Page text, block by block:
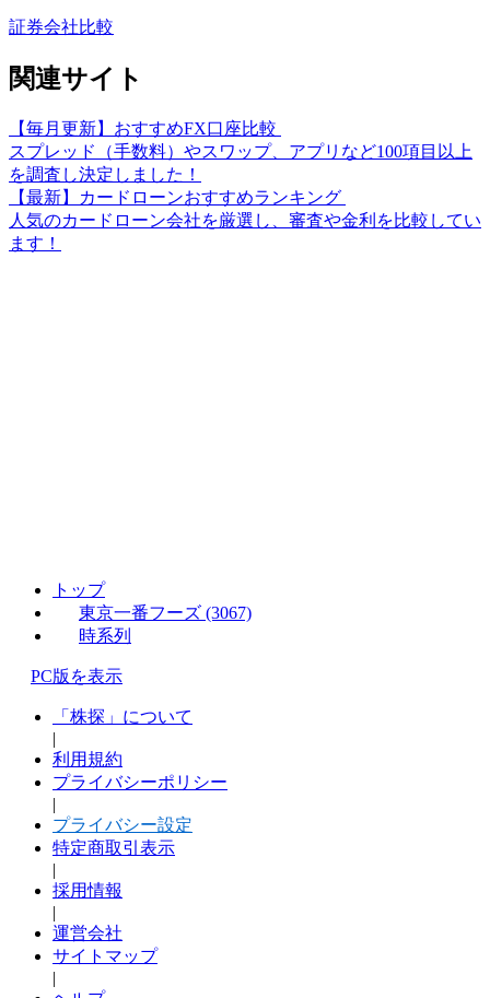
証券会社比較
関連サイト
【毎月更新】おすすめFX口座比較
スプレッド（手数料）やスワップ、アプリなど100項目以上
を調査し決定しました！
【最新】カードローンおすすめランキング
人気のカードローン会社を厳選し、審査や金利を比較してい
ます！
トップ
東京一番フーズ (3067)
時系列
PC版を表示
「株探」について
|
利用規約
プライバシーポリシー
|
プライバシー設定
特定商取引表示
|
採用情報
|
運営会社
サイトマップ
|